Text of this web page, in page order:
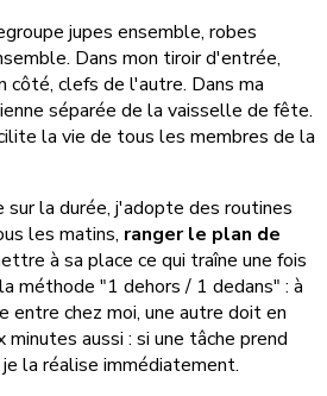
jupes ensemble, robes
Dans mon tiroir d'entrée,
côté, clefs de l'autre. Dans ma
séparée de la vaisselle de fête.
la vie de tous les membres de la
sur la durée, j'adopte des routines
les matins, ranger le plan de
à sa place ce qui traîne une fois
méthode "1 dehors / 1 dedans" : à
entre chez moi, une autre doit en
aussi : si une tâche prend
la réalise immédiatement.